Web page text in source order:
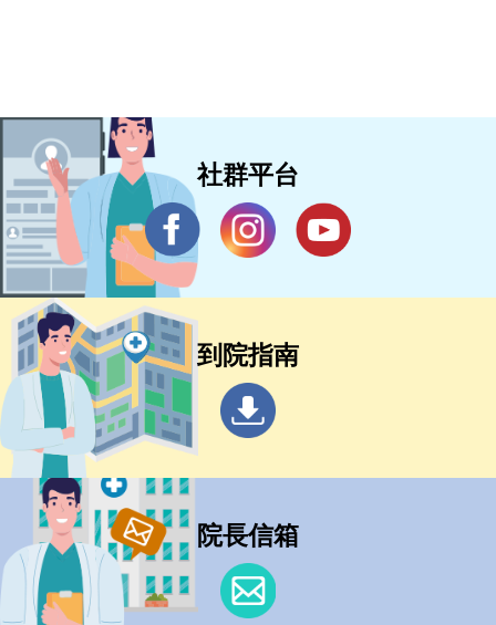
社群平台
到院指南
院長信箱